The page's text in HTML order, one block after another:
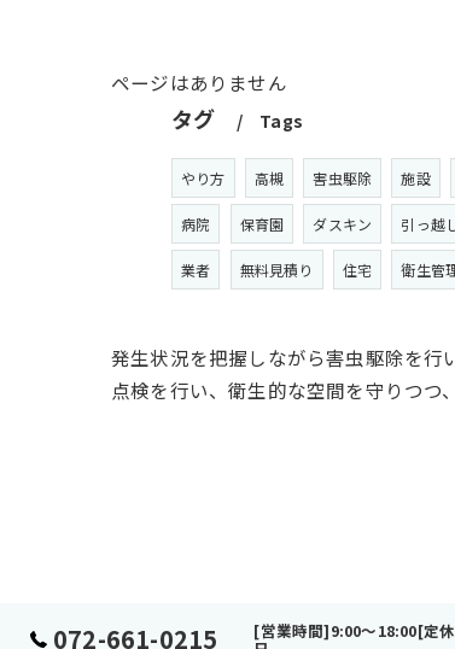
ページはありません
タグ Tags
やり方 高槻 害虫駆除 施設
病院 保育園 ダスキン 引っ越
業者 無料見積り 住宅 衛生管
発生状況を把握しながら害虫駆除を行
点検を行い、衛生的な空間を守りつつ
072-661-0215 [営業時間]9:00～18:00[定